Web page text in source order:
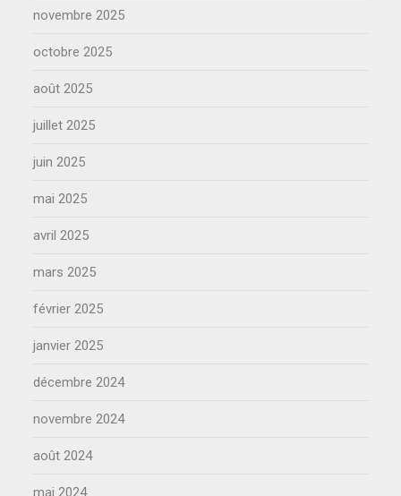
novembre 2025
octobre 2025
août 2025
juillet 2025
juin 2025
mai 2025
avril 2025
mars 2025
février 2025
janvier 2025
décembre 2024
novembre 2024
août 2024
mai 2024